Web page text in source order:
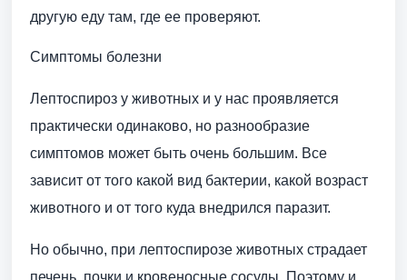
другую еду там, где ее проверяют.
Симптомы болезни
Лептоспироз у животных и у нас проявляется
практически одинаково, но разнообразие
симптомов может быть очень большим. Все
зависит от того какой вид бактерии, какой возраст
животного и от того куда внедрился паразит.
Но обычно, при лептоспирозе животных страдает